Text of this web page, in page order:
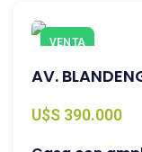
VENTA
AV.
U$S 390.000